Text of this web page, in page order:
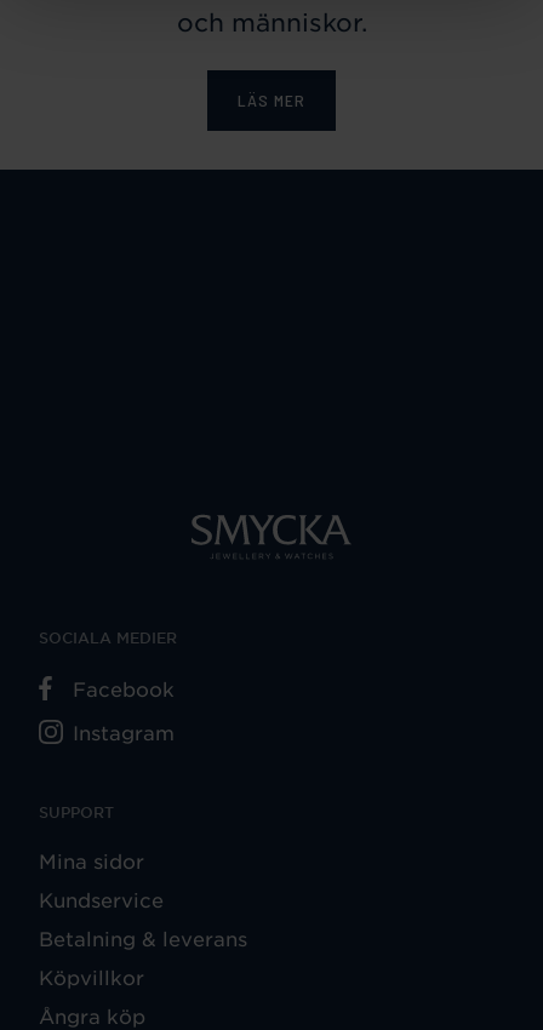
och människor.
LÄS MER
SUPPORT
Mina sidor
Kundservice
Betalning & leverans
Köpvillkor
Ångra köp
SOCIALA MEDIER
Facebook
Instagram